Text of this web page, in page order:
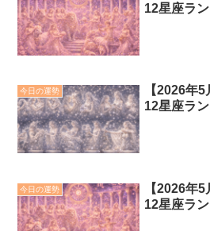
12星座ラ
今日の運勢
【2026年
12星座ラ
今日の運勢
【2026年
12星座ラ